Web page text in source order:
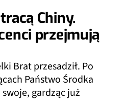
Chiny.
przejmują
Brat przesadził. Po
Państwo Środka
gardząc już